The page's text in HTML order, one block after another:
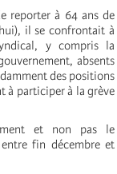
reporter à 64 ans de
il se confrontait à
y compris la
absents
des positions
à participer à la grève
et non pas le
fin décembre et